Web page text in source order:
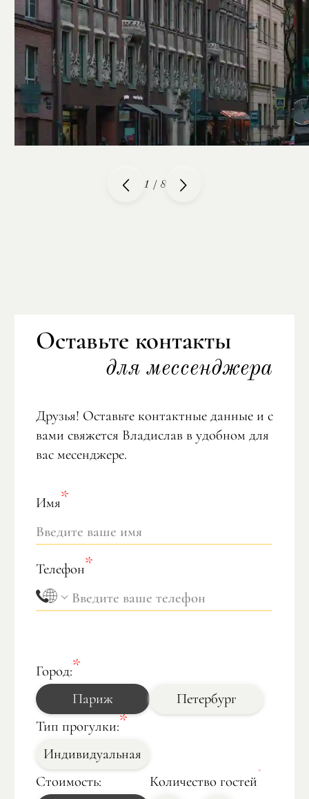
1 / 8
Оставьте контакты
для мессенджера
Друзья! Оставьте контактные данные и с
вами свяжется Владислав в удобном для
вас месенджере.
Имя
Телефон
Город:
Париж
Петербург
Тип прогулки:
Индивидуальная
Стоимость:
Количество гостей